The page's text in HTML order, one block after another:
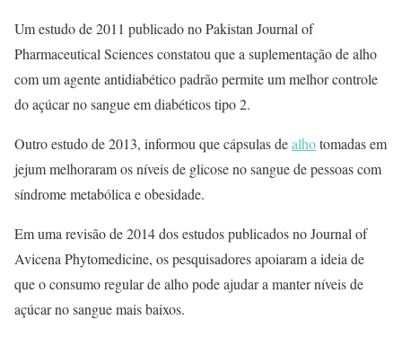
Um estudo de 2011 publicado no Pakistan Journal of
Pharmaceutical Sciences constatou que a suplementação de alho
com um agente antidiabético padrão permite um melhor controle
do açúcar no sangue em diabéticos tipo 2.
Outro estudo de 2013, informou que cápsulas dealhotomadas em
jejum melhoraram os níveis de glicose no sangue de pessoas com
síndrome metabólica e obesidade.
Em uma revisão de 2014 dos estudos publicados no Journal of
Avicena Phytomedicine, os pesquisadores apoiaram a ideia de
que o consumo regular de alho pode ajudar a manter níveis de
açúcar no sangue mais baixos.